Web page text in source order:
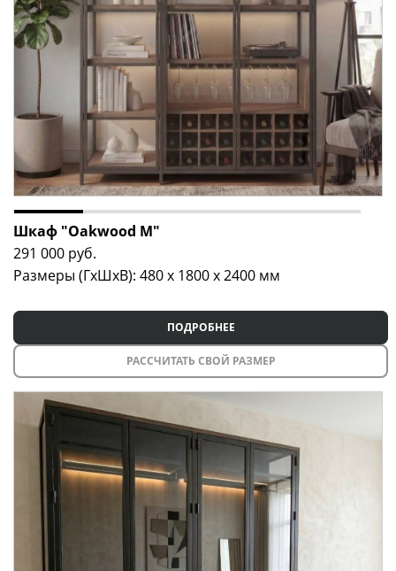
Шкаф "Oakwood M"
291 000 руб.
Размеры (ГxШxВ): 480 x 1800 x 2400 мм
ПОДРОБНЕЕ
РАССЧИТАТЬ СВОЙ РАЗМЕР